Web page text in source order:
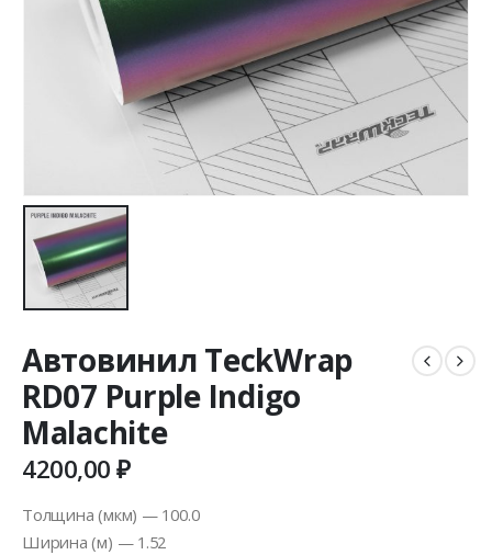
Автовинил TeckWrap
RD07 Purple Indigo
Malachite
4200,00₽
Толщина (мкм) — 100.0
Ширина (м) — 1.52